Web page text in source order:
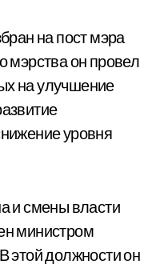
на пост мэра
мэрства он провел
на улучшение
уровня
и смены власти
министром
этой должности он